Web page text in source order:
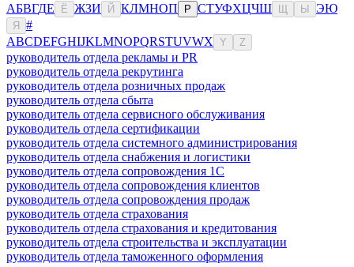
АБВГДЕ Ё ЖЗИ Й КЛМНОП Р СТУФХЦЧШ Ы ЭЮ
Я
#
ABCDEFGHIJKLMNOPQRSTUVWX Y Z
руководитель отдела рекламы и PR
руководитель отдела рекрутинга
руководитель отдела розничных продаж
руководитель отдела сбыта
руководитель отдела сервисного обслуживания
руководитель отдела сертификации
руководитель отдела системного администрирования
руководитель отдела снабжения и логистики
руководитель отдела сопровождения 1С
руководитель отдела сопровождения клиентов
руководитель отдела сопровождения продаж
руководитель отдела страхования
руководитель отдела страхования и кредитования
руководитель отдела строительства и эксплуатации
руководитель отдела таможенного оформления